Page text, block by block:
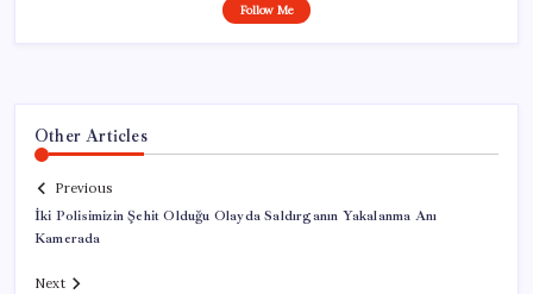
Follow Me
Other Articles
Previous
İki Polisimizin Şehit Olduğu Olayda Saldırganın Yakalanma Anı
Kamerada
Next